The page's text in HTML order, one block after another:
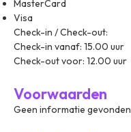
MasterCard
Visa
Check-in / Check-out:
Check-in vanaf: 15.00 uur
Check-out voor: 12.00 uur
Voorwaarden
Geen informatie gevonden